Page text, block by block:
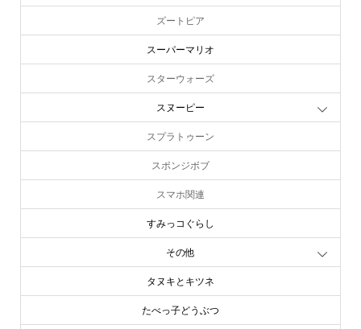
ズートピア
スーパーマリオ
スターウォーズ
スヌーピー
スプラトゥーン
スポンジボブ
スマホ関連
すみっコぐらし
その他
タヌキとキツネ
たべっ子どうぶつ